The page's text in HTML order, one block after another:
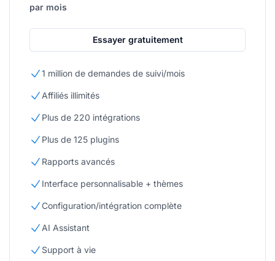
par mois
Essayer gratuitement
1 million de demandes de suivi/mois
Affiliés illimités
Plus de 220 intégrations
Plus de 125 plugins
Rapports avancés
Interface personnalisable + thèmes
Configuration/intégration complète
AI Assistant
Support à vie